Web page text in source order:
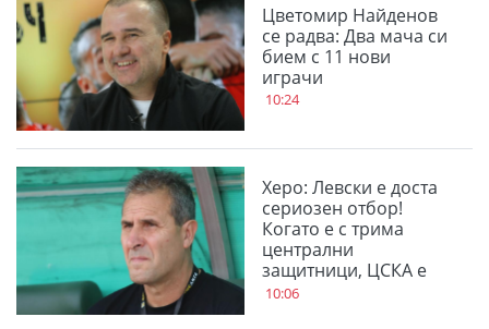
Цветомир Найденов
се радва: Два мача си
бием с 11 нови
играчи
10:24
Херо: Левски е доста
сериозен отбор!
Когато е с трима
централни
защитници, ЦСКА е
много стабилен
10:06